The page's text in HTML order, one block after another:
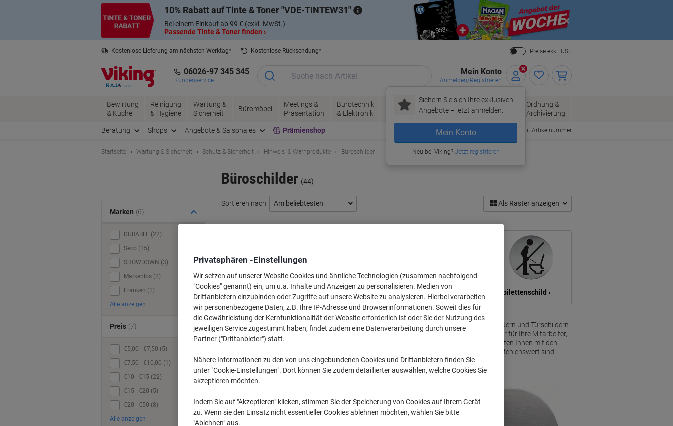
10% Rabatt auf Tinte & Toner VDE-TINTEW31
Bei einem Einkauf ab 99 € (exkl. MwSt.)
Passende Tinte & Toner finden ›
Close
Kostenlose Lieferung am nächsten Werktag*
Kostenlose Rücksendung*
Preise exkl. USt.
06026-97 345 345
Kundenservice
Mein Konto
Anmelden/Registrieren
Sichern Sie sich Ihre exklusiven
Angebote – jetzt anmelden.
Mein Konto
Neu bei Viking?Jetzt registrieren
Bewirtung
& Küche
Reinigung
& Hygiene
Wartung &
Sicherheit
Büromöbel
Meetings &
Präsentation
Bürotechnik
& Elektronik
Tinte &
Toner
Papier, Versand
& Pakete
Bürobedarf
Ordnung &
Archivierung
Beratung Shops Angebote & Saisonales Prämienshop Bestellen mit Artikelnummer
Startseite Wartung & Sicherheit Schutz & Sicherheit Hinweis- & Warnprodukte Büroschilder
Büroschilder (44)
Sortieren nach: Als Raster anzeigen
Piktogramm › Türschild › Informationsschild › Toilettenschild ›
Zeit für mehr Überblick in Ihrem Betrieb oder im Büro. Entdecken Sie die Vielfalt an Büroschildern und Türschildern
aus unserem breiten Online-Sortiment und sorgen Sie für eine bessere Orientierung - nicht nur für Ihre Mitarbeiter,
sondern insbesondere für Ihre Gäste und Kunden. Top-Marken wie Durable oder Franken helfen Ihnen mit den
unterschiedlichsten Varianten an Schildern für Ihre WCs, Türen oder Eingangsbereiche. Empfehlenswert sind
unsere Schilder auch für die Gastronomie oder den Einzelhandel.
Marken (6)
DURABLE (22)
Seco (15)
SHOWDOWN (3)
Markenlos (2)
Franken (1)
Alle anzeigen
Preis (7)
€5,00 - €7,50 (5)
€7,50 - €10,00 (1)
€10 - €15 (22)
€15 - €20 (5)
€20 - €50 (8)
Alle anzeigen
Privatsphären -Einstellungen
Wir setzen auf unserer Website Cookies und ähnliche Technologien (zusammen nachfolgend
"Cookies" genannt) ein, um u.a. Inhalte und Anzeigen zu personalisieren. Medien von
Drittanbietern einzubinden oder Zugriffe auf unsere Website zu analysieren. Hierbei verarbeiten
wir personenbezogene Daten, z.B. Ihre IP-Adresse und Browserinformationen. Soweit dies für
die Gewährleistung der Kernfunktionalität der Website erforderlich ist oder Sie der Nutzung des
jeweiligen Service zugestimmt haben, findet zudem eine Datenverarbeitung durch unsere
Partner ("Drittanbieter") statt.
Nähere Informationen zu den von uns eingebundenen Cookies und Drittanbietern finden Sie
unter "Cookie-Einstellungen". Dort können Sie zudem detaillierter auswählen, welche Cookies Sie
akzeptieren möchten.
Indem Sie auf "Akzeptieren" klicken, stimmen Sie der Speicherung von Cookies auf Ihrem Gerät
zu. Wenn sie den Einsatz nicht essentieller Cookies ablehnen möchten, wählen Sie bitte
"Ablehnen" aus.